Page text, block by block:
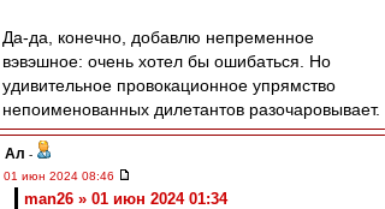
Да-да, конечно, добавлю непременное
вэвэшное: очень хотел бы ошибаться. Но
удивительное провокационное упрямство
непоименованных дилетантов разочаровывает.
Ал -
01 июн 2024 08:46
man26 » 01 июн 2024 01:34